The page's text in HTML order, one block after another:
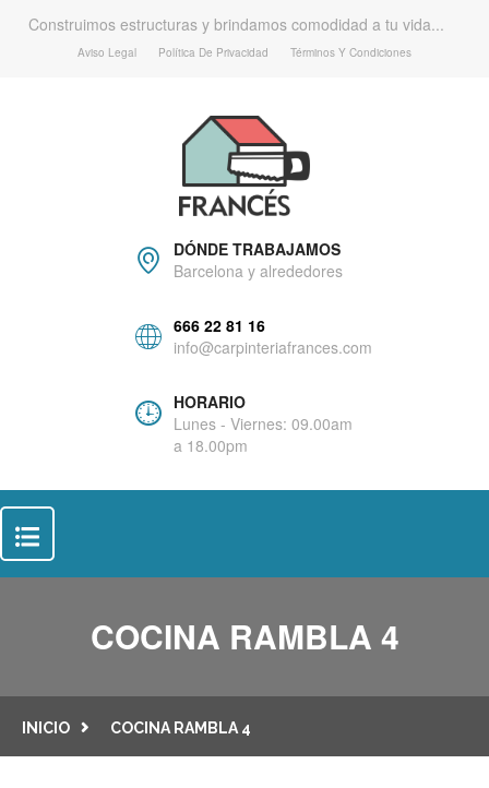
Construimos estructuras y brindamos comodidad a tu vida...
Aviso Legal Política De Privacidad Términos Y Condiciones
DÓNDE TRABAJAMOS
Barcelona y alrededores
666 22 81 16
info@carpinteriafrances.com
HORARIO
Lunes - Viernes: 09.00am
a 18.00pm
COCINA RAMBLA 4
INICIO COCINA RAMBLA 4